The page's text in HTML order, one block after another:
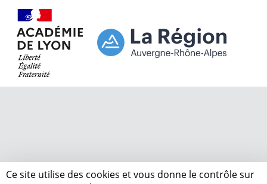
Ce site utilise des cookies et vous donne le contrôle sur